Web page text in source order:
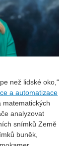
než lidské oko,“
a automatizace
matematických
analyzovat
snímků Země
buněk,